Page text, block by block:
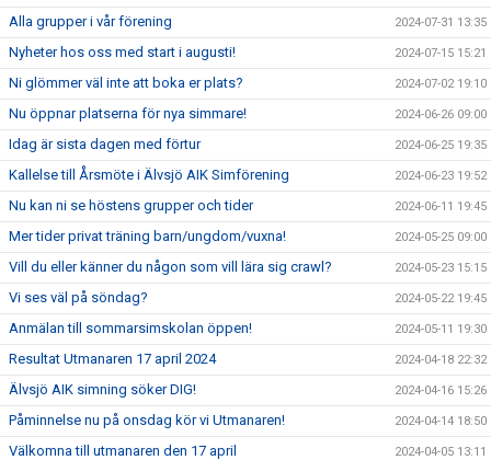
Alla grupper i vår förening 2024-07-31 13:35
Nyheter hos oss med start i augusti! 2024-07-15 15:21
Ni glömmer väl inte att boka er plats? 2024-07-02 19:10
Nu öppnar platserna för nya simmare! 2024-06-26 09:00
Idag är sista dagen med förtur 2024-06-25 19:35
Kallelse till Årsmöte i Älvsjö AIK Simförening 2024-06-23 19:52
Nu kan ni se höstens grupper och tider 2024-06-11 19:45
Mer tider privat träning barn/ungdom/vuxna! 2024-05-25 09:00
Vill du eller känner du någon som vill lära sig crawl? 2024-05-23 15:15
Vi ses väl på söndag? 2024-05-22 19:45
Anmälan till sommarsimskolan öppen! 2024-05-11 19:30
Resultat Utmanaren 17 april 2024 2024-04-18 22:32
Älvsjö AIK simning söker DIG! 2024-04-16 15:26
Påminnelse nu på onsdag kör vi Utmanaren! 2024-04-14 18:50
Välkomna till utmanaren den 17 april 2024-04-05 13:11